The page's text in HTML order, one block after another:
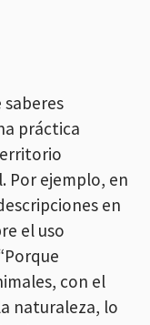
práctica
Por ejemplo, en
en
el uso
con el
naturaleza, lo